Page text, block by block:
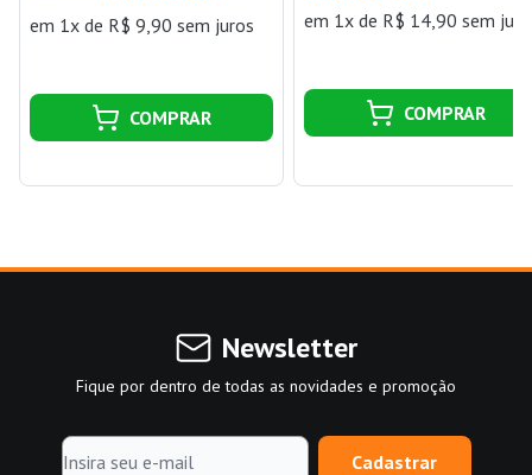
em 1x de R$ 9,90 sem juros
COMPRAR
em 1x de R$ 14,90 sem
COMPRAR
Newsletter
Fique por dentro de todas as novidades e promoção
Cadastrar